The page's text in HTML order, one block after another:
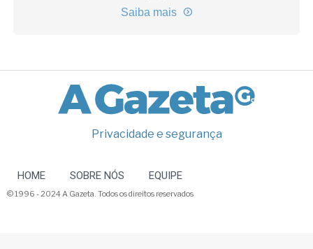
Saiba mais
Privacidade e segurança
HOME SOBRE NÓS EQUIPE
© 1996 - 2024 A Gazeta. Todos os direitos reservados